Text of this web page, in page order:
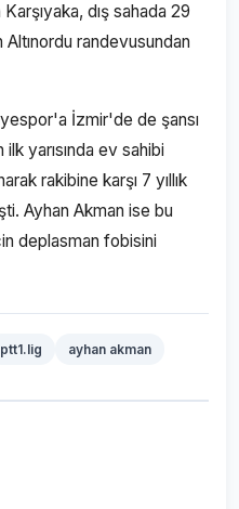
dış sahada 29
randevusundan
İzmir'de de şansı
yarısında ev sahibi
rakibine karşı 7 yıllık
Ayhan Akman ise bu
deplasman fobisini
ptt1.lig ayhan akman